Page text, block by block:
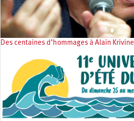
Des centaines d’hommages à Alain Krivine